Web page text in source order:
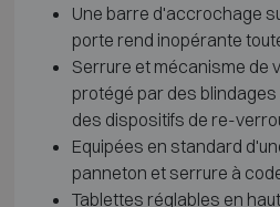
Une barre d'accrochage
porte rend inopérante
Serrure et mécanisme de
protégé par des
des dispositifs de re-
Equipées en standard
panneton et serrure à
Tablettes réglables en